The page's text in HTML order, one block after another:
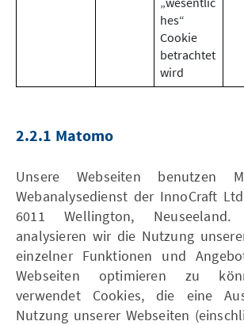
hes“
Cookie
betrachtet
wird
2.2.1 Matomo
Unsere Webseiten benutzen
Webanalysedienst der InnoCraft
6011 Wellington,
analysieren wir die Nutzung
einzelner Funktionen und
Webseiten optimieren zu
verwendet Cookies, die eine
Nutzung unserer Webseiten